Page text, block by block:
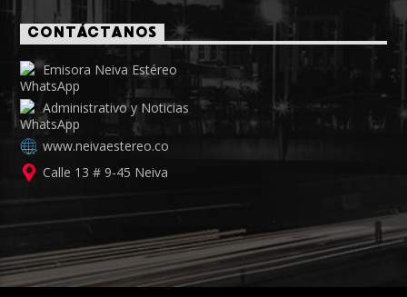
CONTÁCTANOS
Emisora Neiva Estéreo
Administrativo y Noticias
www.neivaestereo.co
Calle 13 # 9-45 Neiva